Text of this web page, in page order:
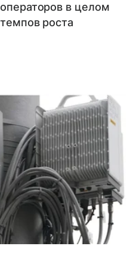
в целом
роста